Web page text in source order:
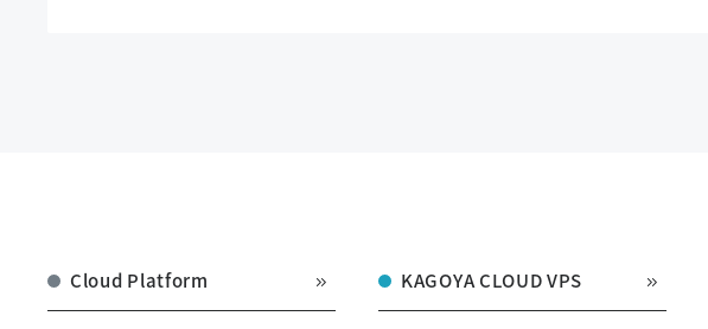
Cloud Platform KAGOYA CLOUD VPS